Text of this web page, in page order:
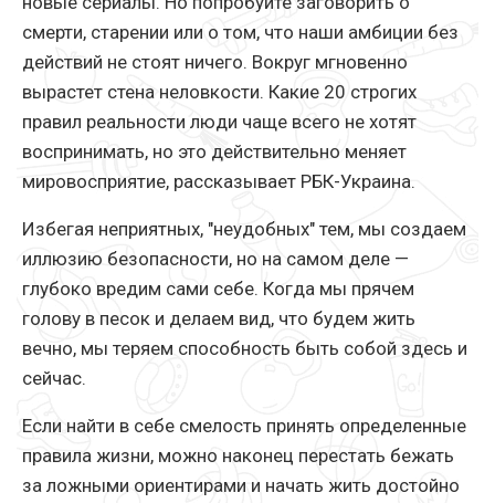
смерти, старении или о том, что наши амбиции без
действий не стоят ничего. Вокруг мгновенно
вырастет стена неловкости. Какие 20 строгих
правил реальности люди чаще всего не хотят
воспринимать, но это действительно меняет
мировосприятие, рассказывает РБК-Украина.
Избегая неприятных, "неудобных" тем, мы создаем
иллюзию безопасности, но на самом деле —
глубоко вредим сами себе. Когда мы прячем
голову в песок и делаем вид, что будем жить
вечно, мы теряем способность быть собой здесь и
сейчас.
Если найти в себе смелость принять определенные
правила жизни, можно наконец перестать бежать
за ложными ориентирами и начать жить достойно